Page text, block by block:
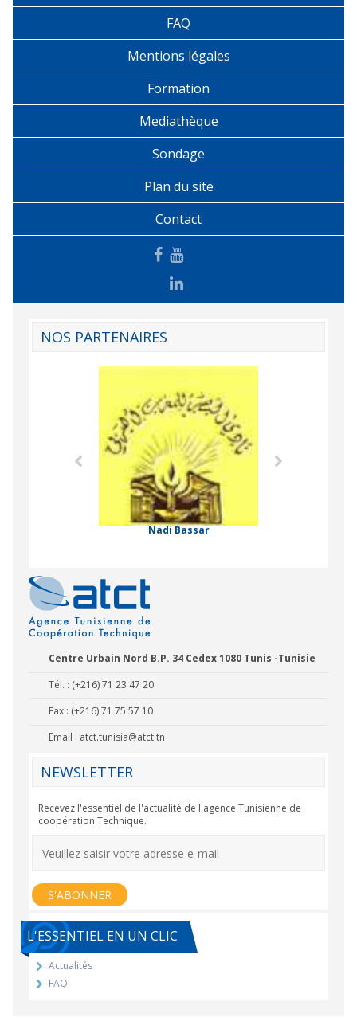
FAQ
Mentions légales
Formation
Mediathèque
Sondage
Plan du site
Contact
NOS PARTENAIRES
Nadi Bassar
Centre Urbain Nord B.P. 34 Cedex 1080 Tunis -Tunisie
Tél. : (+216) 71 23 47 20
Fax : (+216) 71 75 57 10
Email : atct.tunisia@atct.tn
NEWSLETTER
Recevez l'essentiel de l'actualité de l'agence Tunisienne de
coopération Technique.
L'ESSENTIEL EN UN CLIC
Actualités
FAQ